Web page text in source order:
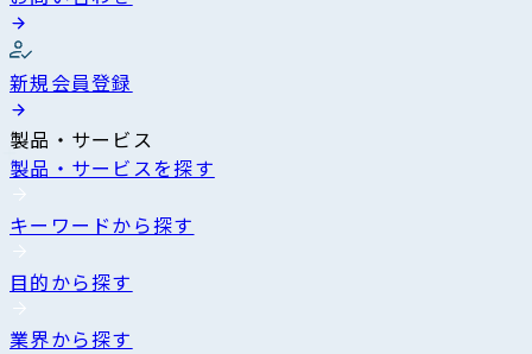
新規会員登録
製品・サービス
製品・サービスを探す
キーワードから探す
目的から探す
業界から探す